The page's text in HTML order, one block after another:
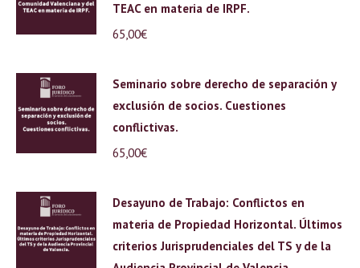
TEAC en materia de IRPF.
65,00€
Seminario sobre derecho de separación y
exclusión de socios. Cuestiones
conflictivas.
65,00€
Desayuno de Trabajo: Conflictos en
materia de Propiedad Horizontal. Últimos
criterios Jurisprudenciales del TS y de la